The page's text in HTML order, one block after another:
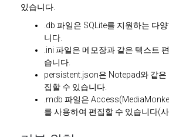
있습니다.
.db 파일은 SQLite를 지원하는 다
니다.
.ini 파일은 메모장과 같은 텍스트
습니다.
persistent.json은 Notepad와 같은
집할 수 있습니다.
.mdb 파일은
를 사용하여 편집할 수 있습니다(